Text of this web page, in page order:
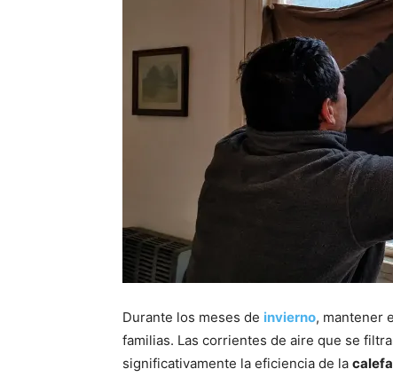
Durante los meses de invierno, mantener
familias. Las corrientes de aire que se
significativamente la eficiencia de la